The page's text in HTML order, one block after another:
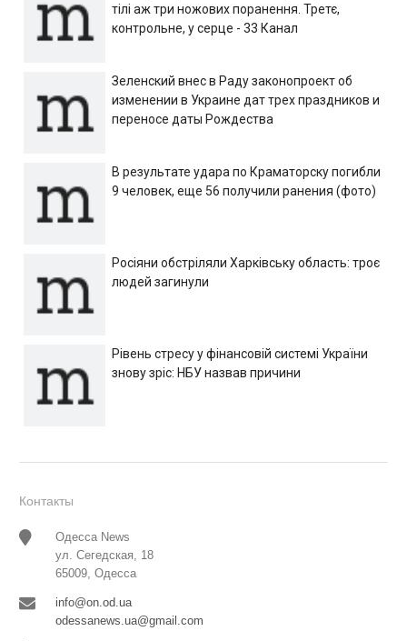
тілі аж три ножових поранення. Третє,
контрольне, у серце - 33 Канал
Зеленский внес в Раду законопроект об
изменении в Украине дат трех праздников и
переносе даты Рождества
В результате удара по Краматорску погибли
9 человек, еще 56 получили ранения (фото)
Росіяни обстріляли Харківську область: троє
людей загинули
Рівень стресу у фінансовій системі України
знову зріс: НБУ назвав причини
Контакты
Одесса News
ул. Сегедская, 18
65009, Одесса
info@on.od.ua
odessanews.ua@gmail.com